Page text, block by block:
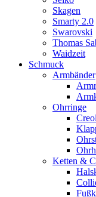
Skagen
Smarty 2.0
Swarovski
Thomas
Waidzeit
Schmuck
Armbänder
Ohrringe
Ketten &